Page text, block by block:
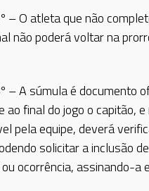
– O atleta que não
não poderá voltar na
– A súmula é documento
ao final do jogo o capitão,
pela equipe, deverá
solicitar a inclusão
ocorrência, assinando-a